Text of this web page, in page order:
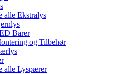
alle Ekstralys
Barer
og Tilbehør
alle Lyspærer